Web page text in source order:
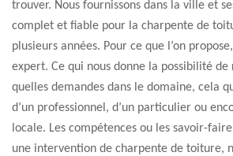
trouver. Nous fournissons dans la ville et
complet et fiable pour la charpente de
plusieurs années. Pour ce que l’on
expert. Ce qui nous donne la possibilité
quelles demandes dans le domaine, cela
d’un professionnel, d’un particulier ou
locale. Les compétences ou les savoir-
une intervention de charpente de toiture,